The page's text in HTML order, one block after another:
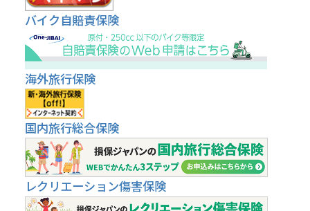
バイク自賠責保険
海外旅行保険
国内旅行総合保険
レクリエーション傷害保険